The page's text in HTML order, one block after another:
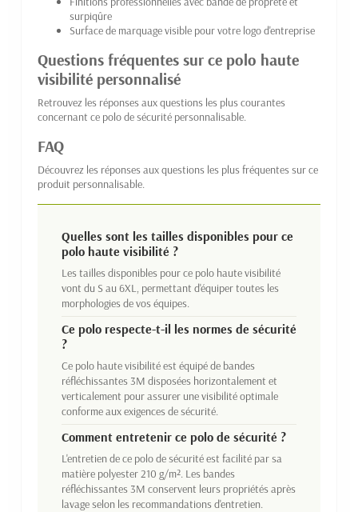
surpiqûre
Surface de marquage visible pour votre logo d'entreprise
Questions fréquentes sur ce polo haute
visibilité personnalisé
Retrouvez les réponses aux questions les plus courantes
concernant ce polo de sécurité personnalisable.
FAQ
Découvrez les réponses aux questions les plus fréquentes sur ce
produit personnalisable.
Quelles sont les tailles disponibles pour ce
polo haute visibilité ?
Les tailles disponibles pour ce polo haute visibilité
vont du S au 6XL, permettant d'équiper toutes les
morphologies de vos équipes.
Ce polo respecte-t-il les normes de sécurité
?
Ce polo haute visibilité est équipé de bandes
réfléchissantes 3M disposées horizontalement et
verticalement pour assurer une visibilité optimale
conforme aux exigences de sécurité.
Comment entretenir ce polo de sécurité ?
L'entretien de ce polo de sécurité est facilité par sa
matière polyester 210 g/m². Les bandes
réfléchissantes 3M conservent leurs propriétés après
lavage selon les recommandations d'entretien.